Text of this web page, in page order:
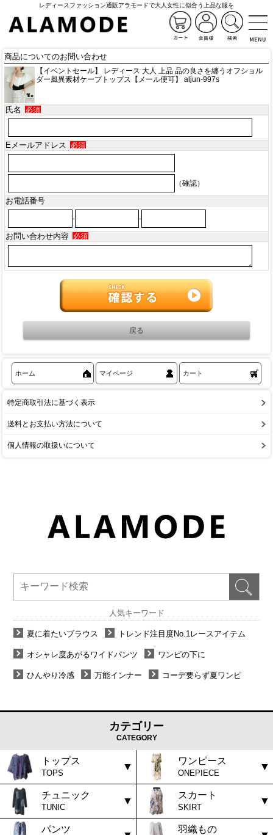
レディースファッション通販アラモードで大人女性に似合う上品な服を
商品についてのお問い合わせ
【イベントセール】 レディース 大人 上品 品の良さを纏うオフショル
ダー風異素材ケープトップス【メール便可】 aljun-997s
氏名 必須
Eメールアドレス 必須
（確認）
お電話番号
- -
お問い合わせ内容 必須
ホーム マイページ カート
特定商取引法に基づく表示
送料とお支払い方法について
個人情報の取扱いについて
人気キーワード
夏に着たいブラウス トレンド注目度No.1レースアイテム
オシャレ度あがるワイドパンツ ワンピの下に
ひんやり冷感 万能インナー コーデ要らず夏ワンピ
カテゴリー
CATEGORY
トップス
TOPS
ワンピース
ONEPIECE
チュニック
TUNIC
スカート
SKIRT
パンツ 羽織もの